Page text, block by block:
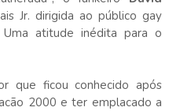
Jr. dirigida ao público gay
atitude inédita para o
que ficou conhecido após
2000 e ter emplacado a